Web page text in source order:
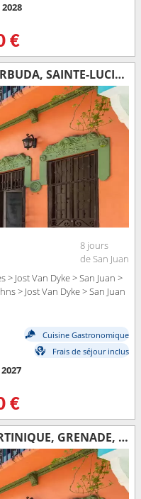
€
PORTO RICO, ANTIGUA-ET-BARBUDA, SAINTE-LUCIE, JOST VAN DYKE
8 jours
de San Juan
> Jost Van Dyke > San Juan >
> Jost Van Dyke > San Juan
Cuisine Gastronomique
Frais de séjour inclus
€
JOST VAN DYKE, FRANCE, MARTINIQUE, GRENADE, SAINT VINCENT-ET-LES-GRENADINES, SAINTE-LUCIE, ANTIGUA-ET-BARBUDA, PORTO RICO